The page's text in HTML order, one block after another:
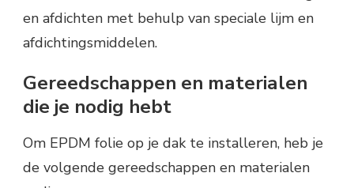
en afdichten met behulp van speciale lijm en
afdichtingsmiddelen.
Gereedschappen en materialen
die je nodig hebt
Om EPDM folie op je dak te installeren, heb je
de volgende gereedschappen en materialen